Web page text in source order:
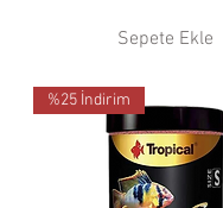
Sepete Ekle
%25 İndirim